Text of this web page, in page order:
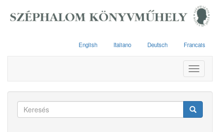
English Italiano Deutsch Francais
Toggle
Keresés